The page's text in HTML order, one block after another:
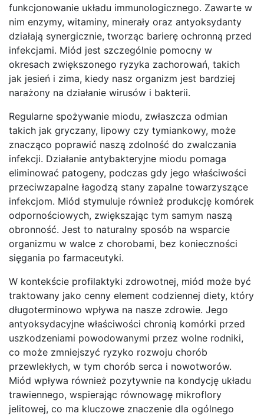
funkcjonowanie układu immunologicznego. Zawarte w
nim enzymy, witaminy, minerały oraz antyoksydanty
działają synergicznie, tworząc barierę ochronną przed
infekcjami. Miód jest szczególnie pomocny w
okresach zwiększonego ryzyka zachorowań, takich
jak jesień i zima, kiedy nasz organizm jest bardziej
narażony na działanie wirusów i bakterii.
Regularne spożywanie miodu, zwłaszcza odmian
takich jak gryczany, lipowy czy tymiankowy, może
znacząco poprawić naszą zdolność do zwalczania
infekcji. Działanie antybakteryjne miodu pomaga
eliminować patogeny, podczas gdy jego właściwości
przeciwzapalne łagodzą stany zapalne towarzyszące
infekcjom. Miód stymuluje również produkcję komórek
odpornościowych, zwiększając tym samym naszą
obronność. Jest to naturalny sposób na wsparcie
organizmu w walce z chorobami, bez konieczności
sięgania po farmaceutyki.
W kontekście profilaktyki zdrowotnej, miód może być
traktowany jako cenny element codziennej diety, który
długoterminowo wpływa na nasze zdrowie. Jego
antyoksydacyjne właściwości chronią komórki przed
uszkodzeniami powodowanymi przez wolne rodniki,
co może zmniejszyć ryzyko rozwoju chorób
przewlekłych, w tym chorób serca i nowotworów.
Miód wpływa również pozytywnie na kondycję układu
trawiennego, wspierając równowagę mikroflory
jelitowej, co ma kluczowe znaczenie dla ogólnego